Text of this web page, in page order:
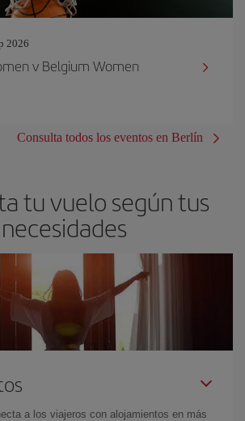
2026
v Belgium Women
Consulta todos los eventos en Berlín
tu vuelo según tus
necesidades
a los viajeros con alojamientos en más